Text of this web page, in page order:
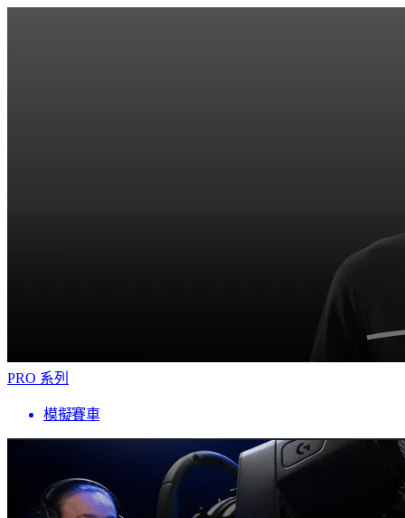
PRO 系列
模擬賽車